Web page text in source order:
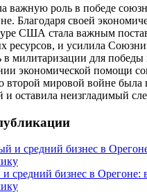
роль в победе
Благодаря своей
США стала важным
ресурсов, и усилила
милитаризации для победы
экономической помощи
мировой войне была
и оставила неизгладимый
средний бизнес в Орегоне: